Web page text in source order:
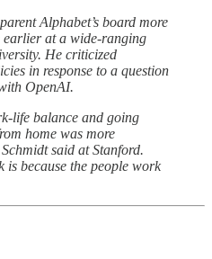
Alphabet’s board more
earlier at a wide-ranging
He criticized
in response to a question
OpenAI.
life balance and going
home was more
said at Stanford.
is because the people work